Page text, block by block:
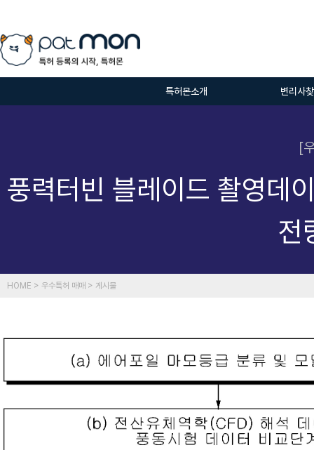
특허몬소개 변리사
[
풍력터빈 블레이드 촬영데
전
HOME > 우수특허 매매 > 게시물